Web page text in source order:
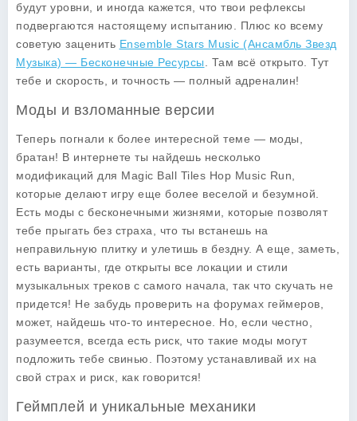
будут уровни, и иногда кажется, что твои рефлексы
подвергаются настоящему испытанию. Плюс ко всему
советую заценить Ensemble Stars Music (Ансамбль Звезд
Музыка) — Бесконечные Ресурсы . Там всё открыто. Тут
тебе и скорость, и точность — полный адреналин!
Моды и взломанные версии
Теперь погнали к более интересной теме — моды,
братан! В интернете ты найдешь несколько
модификаций для Magic Ball Tiles Hop Music Run
которые делают игру еще более веселой и безумной.
Есть моды с бесконечными жизнями, которые позволят
тебе прыгать без страха, что ты встанешь на
неправильную плитку и улетишь в бездну. А еще, заметь,
есть варианты, где открыты все локации и стили
музыкальных треков с самого начала, так что скучать не
придется! Не забудь проверить на форумах геймеров,
может, найдешь что-то интересное. Но, если честно,
разумеется, всегда есть риск, что такие моды могут
подложить тебе свинью. Поэтому устанавливай их на
свой страх и риск, как говорится!
Геймплей и уникальные механики